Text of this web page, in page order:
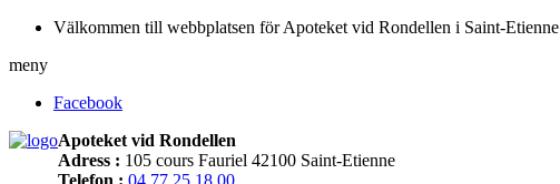
Välkommen till webbplatsen för Apoteket vid Rondellen i Saint-Etienne
meny
Facebook
Apoteket vid Rondellen
Adress : 105 cours Fauriel 42100 Saint-Etienne
Telefon : 04.77.25.18.00